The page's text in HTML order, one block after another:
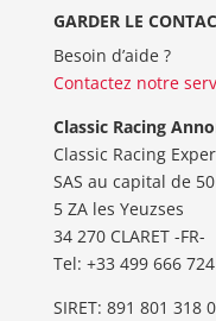
GARDER LE
Besoin d’aide ?
Contactez notre
Classic Racing
Classic Racing
SAS au capital de
5 ZA les Yeuzses
34 270 CLARET -FR-
Tel: ‭+33 499 666 724‬
SIRET: 891 801 318